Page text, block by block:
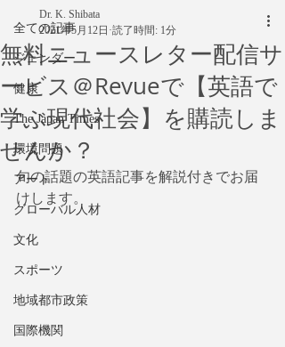
全ての記事
ジェンダー
健康
The Japan Times
環境問題
アート
グローバル人材
文化
スポーツ
地域都市政策
国際機関
無料ニュースレター配信サ
ービス＠Revueで【英語で
学ぶ現代社会】を購読しま
せんか？
Dr. K. Shibata
2021年5月12日 読了時間: 1分
旬の話題の英語記事を解説付きでお届
けします。